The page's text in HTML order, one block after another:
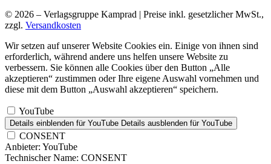
© 2026 – Verlagsgruppe Kamprad | Preise inkl. gesetzlicher MwSt.,
zzgl. Versandkosten
Wir setzen auf unserer Website Cookies ein. Einige von ihnen sind
erforderlich, während andere uns helfen unsere Website zu
verbessern. Sie können alle Cookies über den Button „Alle
akzeptieren“ zustimmen oder Ihre eigene Auswahl vornehmen und
diese mit dem Button „Auswahl akzeptieren“ speichern.
YouTube
Details einblenden für YouTube Details ausblenden für YouTube
CONSENT
Anbieter: YouTube
Technischer Name: CONSENT